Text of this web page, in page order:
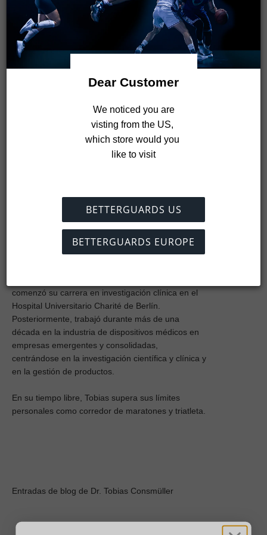
Director científico
Estudió ingeniería mecánica con especialización en
comenzó su carrera en investigación clínica en el
Hospital Universitario Charité de Berlín.
Posteriormente, trabajó durante más de una
década en la industria de dispositivos médicos en
empresas emergentes y consolidadas,
centrándose en la investigación científica y clínica y
en la gestión de productos.
En su tiempo libre, Tobias supera sus límites
personales como corredor de maratones y triatleta.
Entradas de blog de Dr. Tobias Consmüller
Dear Customer
visting from the US,
which store would you
like to visit
BETTERGUARDS US
BETTERGUARDS EUROPE